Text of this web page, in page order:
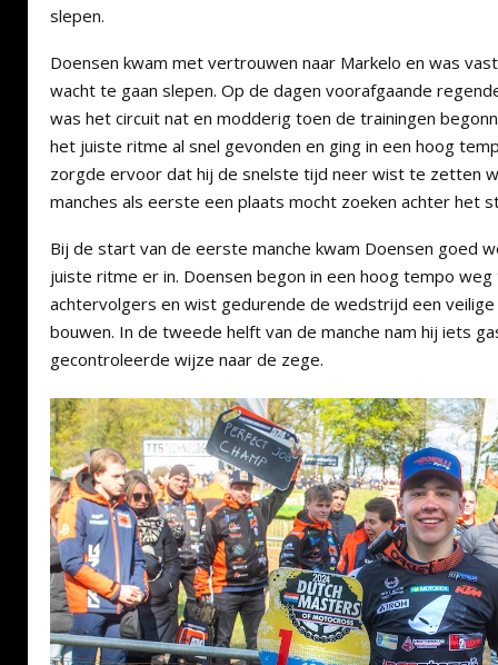
slepen.
Doensen kwam met vertrouwen naar Markelo en was
wacht te gaan slepen. Op de dagen voorafgaande
was het circuit nat en modderig toen de trainingen
het juiste ritme al snel gevonden en ging in een hoog
zorgde ervoor dat hij de snelste tijd neer wist te zetten
manches als eerste een plaats mocht zoeken achter het
Bij de start van de eerste manche kwam Doensen goed
juiste ritme er in. Doensen begon in een hoog tempo
achtervolgers en wist gedurende de wedstrijd een
bouwen. In de tweede helft van de manche nam hij iets
gecontroleerde wijze naar de zege.